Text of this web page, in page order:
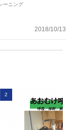
ーニング
2018/10/13
2